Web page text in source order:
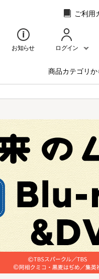
ご利用
お知らせ ログイン
商品カテゴリか